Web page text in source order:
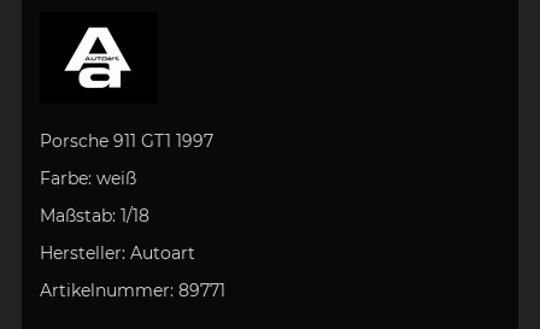
Porsche 911 GT1 1997
Farbe: weiß
Maßstab: 1/18
Hersteller: Autoart
Artikelnummer: 89771